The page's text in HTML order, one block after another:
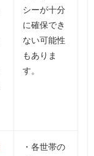
シーが十分
に確保でき
ない可能性
もありま
す。
・各世帯の